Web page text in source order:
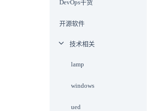
DevOps干货
开源软件
技术相关
lamp
windows
ued